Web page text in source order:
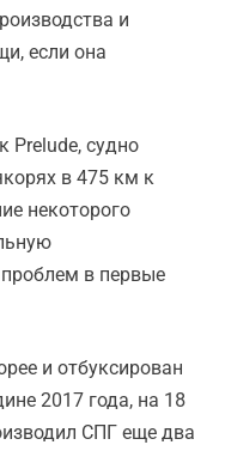
и
если она
Prelude, судно
в 475 км к
некоторого
в первые
и отбуксирован
2017 года, на 18
СПГ еще два